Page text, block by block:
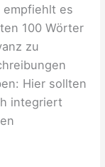
empfiehlt es
100 Wörter
zu
Hier sollten
integriert